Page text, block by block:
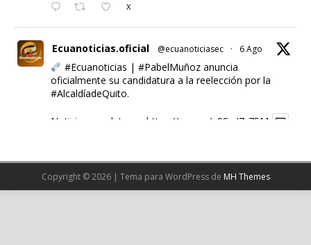
X
Ecuanoticias.oficial @ecuanoticiasec · 6 Ago
#Ecuanoticias | #PabelMuñozanuncia
oficialmente su candidatura a la reelección por la
#AlcaldíadeQuito.
Noticia completa en: https://wp.me/p9SwIZ-75M
Cargar más
Copyright © 2026 | Tema para WordPress de MH Themes